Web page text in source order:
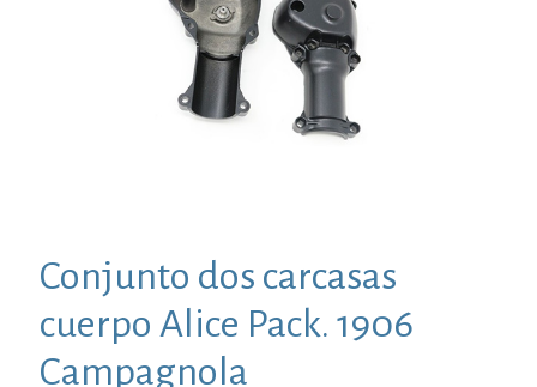
Conjunto dos carcasas
cuerpo Alice Pack. 1906
Campagnola